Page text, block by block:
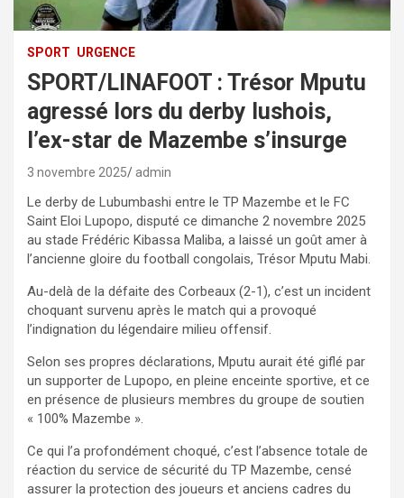
SPORT URGENCE
SPORT/LINAFOOT : Trésor Mputu
agressé lors du derby lushois,
l’ex-star de Mazembe s’insurge
3 novembre 2025 admin
Le derby de Lubumbashi entre le TP Mazembe et le FC
Saint Eloi Lupopo, disputé ce dimanche 2 novembre 2025
au stade Frédéric Kibassa Maliba, a laissé un goût amer à
l’ancienne gloire du football congolais, Trésor Mputu Mabi.
Au-delà de la défaite des Corbeaux (2-1), c’est un incident
choquant survenu après le match qui a provoqué
l’indignation du légendaire milieu offensif.
Selon ses propres déclarations, Mputu aurait été giflé par
un supporter de Lupopo, en pleine enceinte sportive, et ce
en présence de plusieurs membres du groupe de soutien
« 100% Mazembe ».
Ce qui l’a profondément choqué, c’est l’absence totale de
réaction du service de sécurité du TP Mazembe, censé
assurer la protection des joueurs et anciens cadres du